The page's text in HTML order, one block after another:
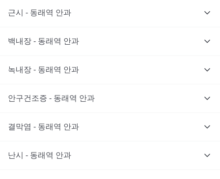
근시 - 동래역 안과
백내장 - 동래역 안과
녹내장 - 동래역 안과
안구건조증 - 동래역 안과
결막염 - 동래역 안과
난시 - 동래역 안과